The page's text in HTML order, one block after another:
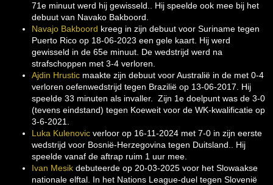
71e minuut werd hij gewisseld.. Hij speelde ook mee bij het
debuut van Navako Bakboord.
Navajo Bakboord kreeg in zijn debuut voor Suriname tegen
Puerto Rico op 18-06-2023 een gele kaart. Hij werd
gewisseld in de 65e minuut. De wedstrijd werd na
strafschoppen met 3-4 verloren.
Ajdin Hrustic maakte zijn debuut voor Australië in de met 0-4
verloren oefenwedstrijd tegen Brazilië op 13-06-2017. Hij
speelde 33 minuten als invaller. Zijn 1e doelpunt was de 3-0
(tevens eindstand) tegen Koeweit voor de WK-kwalificatie op
3-6-2021.
Luka Kulenovic verloor op 16-11-2024 met 7-0 in zijn eerste
wedstrijd voor Bosnië-Herzegovina tegen Duitsland.. Hij
speelde vanaf de aftrap ruim 1 uur mee.
Ivan Mesik debuteerde op 20-03-2025 voor het Slowaakse
nationale elftal. In het Nations League-duel tegen Slovenië